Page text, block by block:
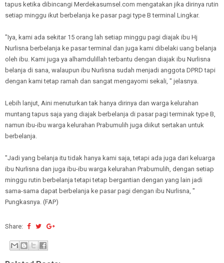
tapus ketika dibincangi Merdekasumsel.com mengatakan jika dirinya rutin
setiap minggu ikut berbelanja ke pasar pagi type B terminal Lingkar.
"Iya, kami ada sekitar 15 orang lah setiap minggu pagi diajak ibu Hj
Nurlisna berbelanja ke pasar terminal dan juga kami dibelaki uang belanja
oleh ibu. Kami juga ya alhamdulillah terbantu dengan diajak ibu Nurlisna
belanja di sana, walaupun ibu Nurlisna sudah menjadi anggota DPRD tapi
dengan kami tetap ramah dan sangat mengayomi sekali, " jelasnya.
Lebih lanjut, Aini menuturkan tak hanya dirinya dan warga kelurahan
muntang tapus saja yang diajak berbelanja di pasar pagi terminak type B,
namun ibu-ibu warga kelurahan Prabumulih juga diikut sertakan untuk
berbelanja.
"Jadi yang belanja itu tidak hanya kami saja, tetapi ada juga dari keluarga
ibu Nurlisna dan juga ibu-ibu warga kelurahan Prabumulih, dengan setiap
minggu rutin berbelanja tetapi tetap bergantian dengan yang lain jadi
sama-sama dapat berbelanja ke pasar pagi dengan ibu Nurlisna, "
Pungkasnya. (FAP)
Share: